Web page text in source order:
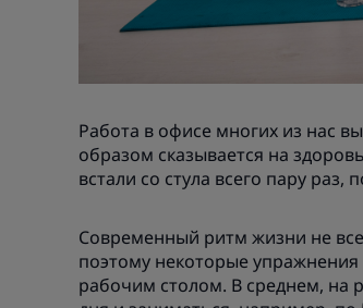
Работа в офисе многих из нас
образом сказывается на
встали со стула всего пару
Современный ритм жизни не
поэтому некоторые
рабочим столом. В среднем, на